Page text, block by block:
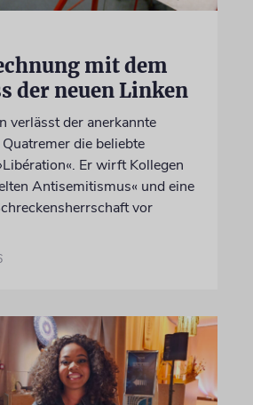
mit dem
der neuen Linken
verlässt der anerkannte
die beliebte
Er wirft Kollegen
Antisemitismus« und eine
vor